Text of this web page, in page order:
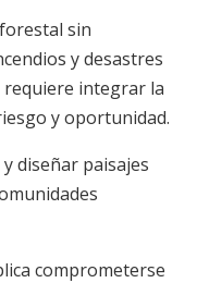
sin
y desastres
integrar la
y oportunidad.
diseñar paisajes
comprometerse